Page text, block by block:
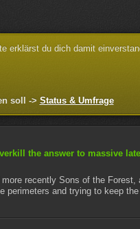
erklärst du dich damit
soll -> Status & Umfrage
the answer to massive
recently Sons of the Forest,
perimeters and trying to keep